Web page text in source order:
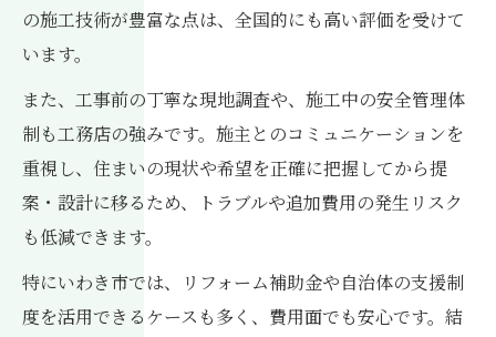
リフォームなら工務店で快適空間を実現
工務店によるリフォーム空間の工夫と実例
工務店選びが快適なリフォーム成功の鍵
工務店が提案する暮らしやすいリフォーム
術
リフォーム会社と工務店の違いと選び方
福島県いわき市でリノベーションを考える方へ
工務店と進めるリノベーションの流れ解説
の施工技術が豊富な点は、全国的にも高い評価を受けて
います。
また、工事前の丁寧な現地調査や、施工中の安全管理体
制も工務店の強みです。施主とのコミュニケーションを
重視し、住まいの現状や希望を正確に把握してから提
案・設計に移るため、トラブルや追加費用の発生リスク
も低減できます。
特にいわき市では、リフォーム補助金や自治体の支援制
度を活用できるケースも多く、費用面でも安心です。結